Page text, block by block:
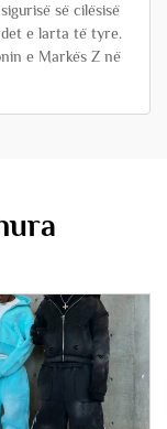
së cilësisë
e larta të tyre.
e Markës Z në